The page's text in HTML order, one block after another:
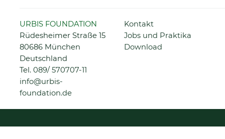
URBIS FOUNDATION
Rüdesheimer Straße 15
80686 München
Deutschland
Tel.089/ 570707-11
info@urbis-
foundation.de
Navigation
überspringen
Kontakt
Jobs und Praktika
Download